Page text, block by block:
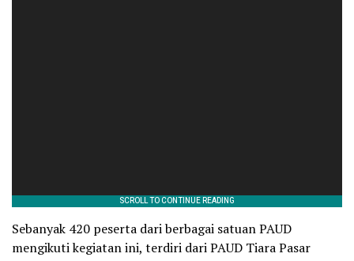
Sebanyak 420 peserta dari berbagai satuan PAUD
mengikuti kegiatan ini, terdiri dari PAUD Tiara Pasar